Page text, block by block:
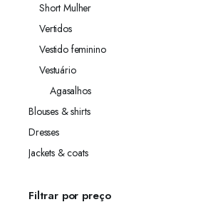
Short Mulher
Vertidos
Vestido feminino
Vestuário
Agasalhos
Blouses & shirts
Dresses
Jackets & coats
Filtrar por preço